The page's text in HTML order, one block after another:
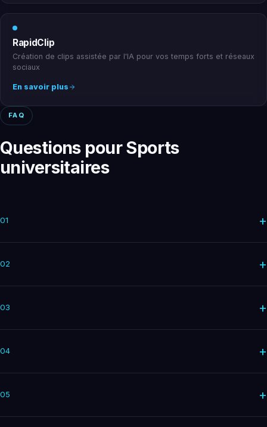
RapidClip
Création de clips assistée par l'IA pour vos temps forts et réseaux
sociaux
En savoir plus
FAQ
Questions pour Sports
universitaires
01 +
02 +
03 +
04 +
05 +